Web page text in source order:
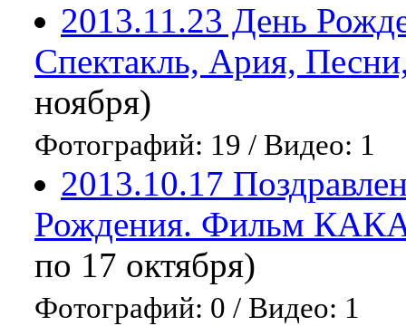
2013.11.23 День
Спектакль, Ария,
ноября)
Фотографий: 19 / Видео: 1
2013.10.17
Рождения. Фильм
по 17 октября)
Фотографий: 0 / Видео: 1